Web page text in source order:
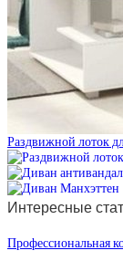
Раздвижной лоток
Интересные
Профессиональная